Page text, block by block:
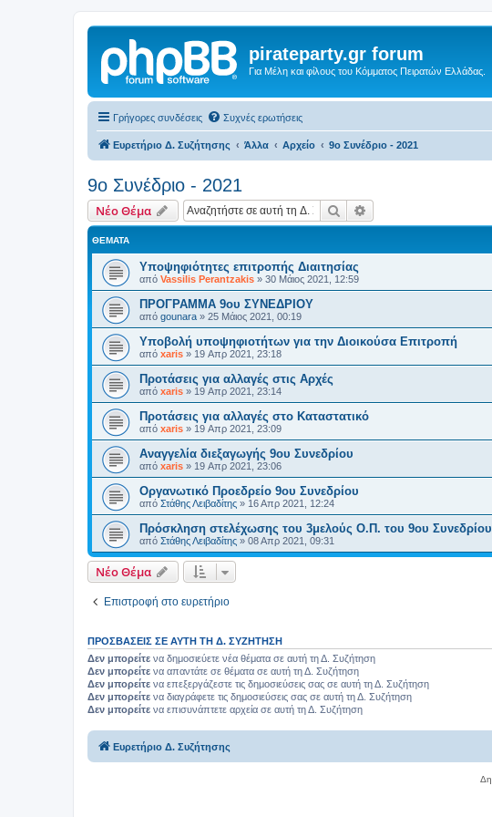
pirateparty.gr forum
Για Μέλη και φίλους του Κόμματος Πειρατών Ελλάδας.
Γρήγορες συνδέσεις Συχνές ερωτήσεις
Ευρετήριο Δ. Συζήτησης Άλλα Αρχείο 9ο Συνέδριο - 2021
9ο Συνέδριο - 2021
Νέο Θέμα Αναζήτηση
ΘΈΜΑΤΑ
Υποψηφιότητες επιτροπής Διαιτησίας
από Vassilis Perantzakis » 30 Μάιος 2021, 12:59
ΠΡΟΓΡΑΜΜΑ 9ου ΣΥΝΕΔΡΙΟΥ
από gounara » 25 Μάιος 2021, 00:19
Υποβολή υποψηφιοτήτων για την Διοικούσα Επιτροπή
από xaris » 19 Απρ 2021, 23:18
Προτάσεις για αλλαγές στις Αρχές
από xaris » 19 Απρ 2021, 23:14
Προτάσεις για αλλαγές στο Καταστατικό
από xaris » 19 Απρ 2021, 23:09
Αναγγελία διεξαγωγής 9ου Συνεδρίου
από xaris » 19 Απρ 2021, 23:06
Οργανωτικό Προεδρείο 9ου Συνεδρίου
από Στάθης Λειβαδίτης » 16 Απρ 2021, 12:24
Πρόσκληση στελέχωσης του 3μελούς Ο.Π. του 9ου Συνεδρίου
από Στάθης Λειβαδίτης » 08 Απρ 2021, 09:31
Νέο Θέμα
Επιστροφή στο ευρετήριο
ΠΡΟΣΒΆΣΕΙΣ ΣΕ ΑΥΤΉ ΤΗ Δ. ΣΥΖΉΤΗΣΗ
Δεν μπορείτε να δημοσιεύετε νέα θέματα σε αυτή τη Δ. Συζήτηση
Δεν μπορείτε να απαντάτε σε θέματα σε αυτή τη Δ. Συζήτηση
Δεν μπορείτε να επεξεργάζεστε τις δημοσιεύσεις σας σε αυτή τη Δ. Συζήτηση
Δεν μπορείτε να διαγράφετε τις δημοσιεύσεις σας σε αυτή τη Δ. Συζήτηση
Δεν μπορείτε να επισυνάπτετε αρχεία σε αυτή τη Δ. Συζήτηση
Ευρετήριο Δ. Συζήτησης